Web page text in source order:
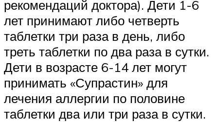
рекомендаций доктора). Дети 1-6
лет принимают либо четверть
таблетки три раза в день, либо
треть таблетки по два раза в сутки.
Дети в возрасте 6-14 лет могут
принимать «Супрастин» для
лечения аллергии по половине
таблетки два или три раза в сутки.